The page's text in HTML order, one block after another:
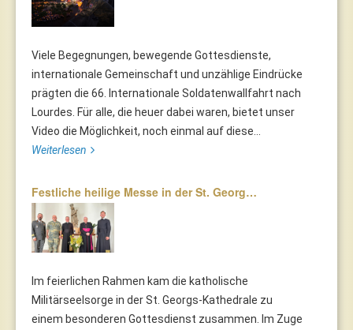
Viele Begegnungen, bewegende Gottesdienste,
internationale Gemeinschaft und unzählige Eindrücke
prägten die 66. Internationale Soldatenwallfahrt nach
Lourdes. Für alle, die heuer dabei waren, bietet unser
Video die Möglichkeit, noch einmal auf diese...
Weiterlesen
Festliche heilige Messe in der St. Georg…
Im feierlichen Rahmen kam die katholische
Militärseelsorge in der St. Georgs-Kathedrale zu
einem besonderen Gottesdienst zusammen. Im Zuge